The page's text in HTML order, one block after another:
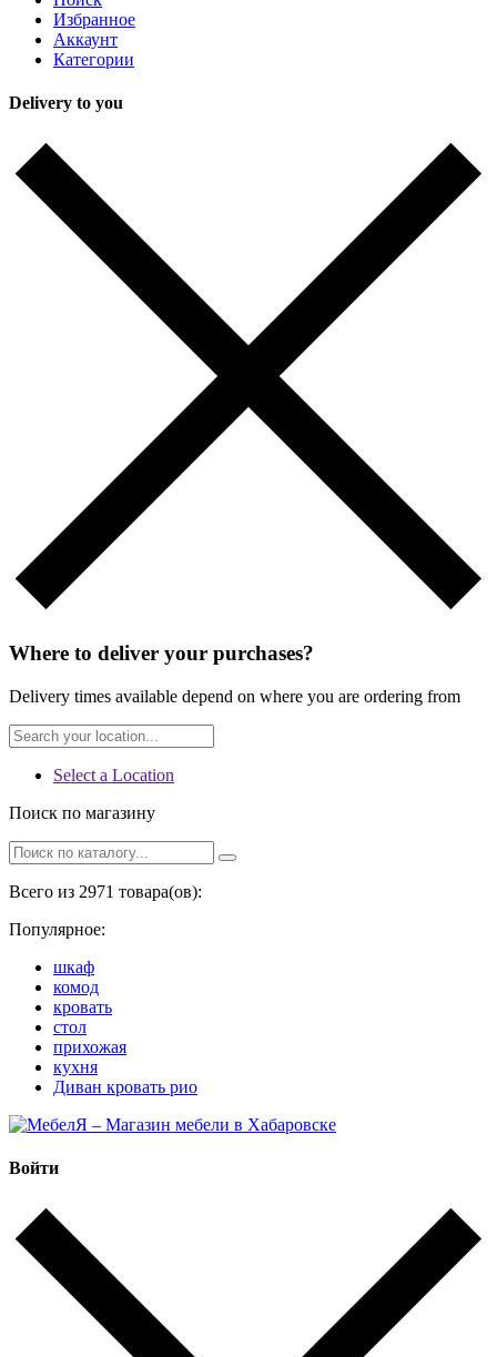
Избранное
Аккаунт
Категории
Delivery to you
Where to deliver your purchases?
Delivery times available depend on where you are ordering from
Select a Location
Поиск по магазину
Всего из 2971 товара(ов):
Популярное:
шкаф
комод
кровать
стол
прихожая
кухня
Диван кровать рио
Войти